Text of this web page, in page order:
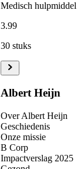
Medisch hulpmiddel
3.99
30 stuks
Albert Heijn
Over Albert Heijn
Geschiedenis
Onze missie
B Corp
Impactverslag 2025